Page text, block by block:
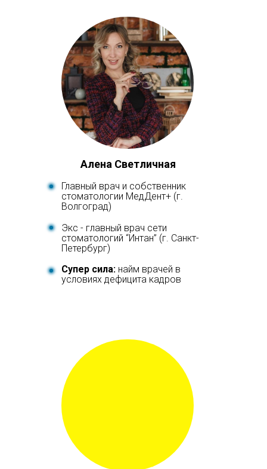
Алена Светличная
Главный врач и собственник
стоматологии МедДент+ (г.
Волгоград)
Экс - главный врач сети
стоматологий “Интан” (г. Санкт-
Петербург)
Супер сила: найм врачей в
условиях дефицита кадров